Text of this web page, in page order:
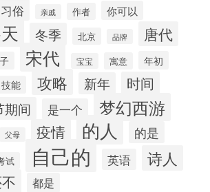
习俗 亲戚 作者 你可以
冬季 北京 品牌 唐代
宋代 宝宝 寓意 年初
技能 攻略 新年 时间
期间 是一个 梦幻西游
父母 疫情 的人 的是
试 自己的 英语 诗人
都是